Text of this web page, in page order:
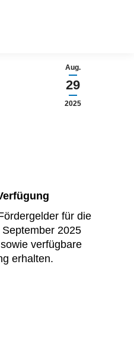
Aug.
29
2025
für die
2025
verfügbare
erhalten.